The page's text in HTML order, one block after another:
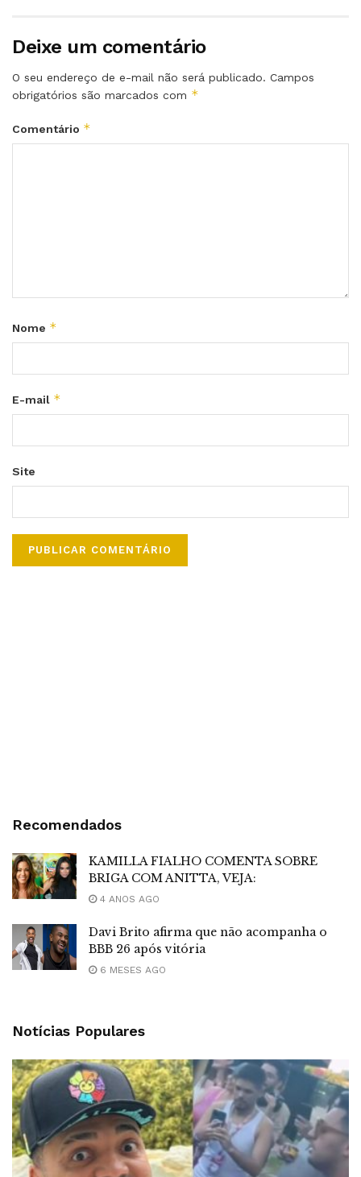
Deixe um comentário
O seu endereço de e-mail não será publicado. Campos
obrigatórios são marcados com *
Comentário *
Nome *
E-mail *
Site
Recomendados
KAMILLA FIALHO COMENTA SOBRE
BRIGA COM ANITTA, VEJA:
4 ANOS AGO
Davi Brito afirma que não acompanha o
BBB 26 após vitória
6 MESES AGO
Notícias Populares